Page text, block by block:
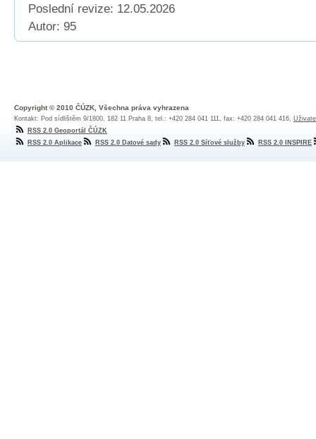
Poslední revize: 12.05.2026
Autor: 95
Copyright © 2010 ČÚZK, Všechna práva vyhrazena
Kontakt: Pod sídlištěm 9/1800, 182 11 Praha 8, tel.: +420 284 041 111, fax: +420 284 041 416,
RSS 2.0 Geoportál ČÚZK
RSS 2.0 Aplikace
RSS 2.0 Datové sady RSS 2.0 Síťové služby RSS 2.0 INSPIRE